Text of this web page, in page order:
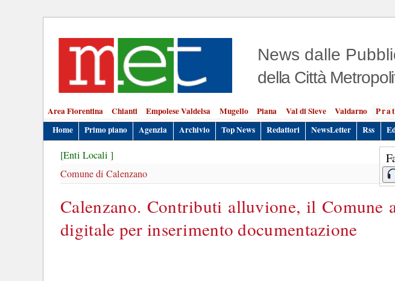
News dalle
della Città
Area Fiorentina Chianti Empolese Valdelsa Mugello Piana Val di Sieve Valdarno
Home
Primo piano Agenzia Archivio Top News Redattori NewsLetter Rss
[Enti Locali ]
Comune di Calenzano
Calenzano. Contributi alluvione, il Comune
digitale per inserimento documentazione